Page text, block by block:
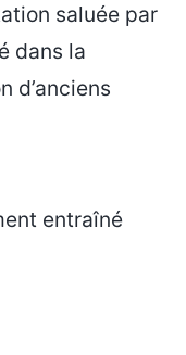
saluée par
dans la
d’anciens
entraîné